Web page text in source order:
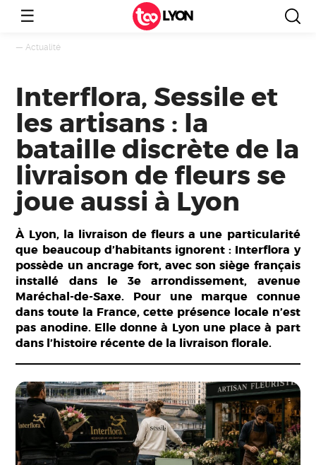
☰ LYON
— Actualité
Interflora, Sessile et
les artisans : la
bataille discrète de la
livraison de fleurs se
joue aussi à Lyon
À Lyon, la livraison de fleurs a une particularité
que beaucoup d’habitants ignorent : Interflora y
possède un ancrage fort, avec son siège français
installé dans le 3e arrondissement, avenue
Maréchal-de-Saxe. Pour une marque connue
dans toute la France, cette présence locale n’est
pas anodine. Elle donne à Lyon une place à part
dans l’histoire récente de la livraison florale.